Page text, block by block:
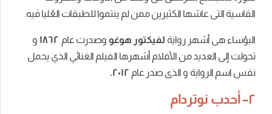
الكثيرين ممنلم ينتموا للطبقاتالعُليافيه.
رواية لفيكتورهوغووصدرتعام١٨٦٢ و
منالأفلام أشهرها الفيلمالغنائيالذييحمل
والذىصدرعام٢٠١٢.
نوتردام